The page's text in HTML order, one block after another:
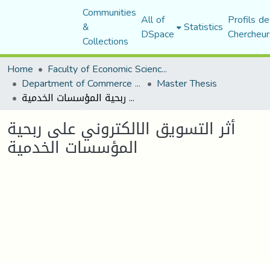
Communities
&
Collections
All of
DSpace Statistics Profils
Home
Faculty of Economic Sciences, Commerce and Management Sciences
Department of Commerce Science Master Thesis
أثر التسويق الالكتروني على ربحية المؤسسات الخدمية
أثر التسويق الالكتروني على ربحية
المؤسسات الخدمية